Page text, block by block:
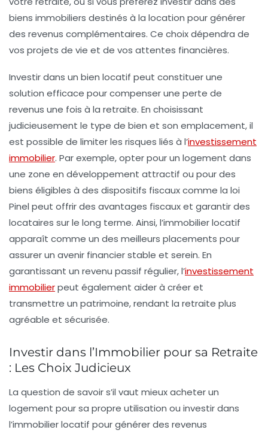
biens immobiliers destinés à la location pour générer
des revenus complémentaires. Ce choix dépendra de
vos projets de vie et de vos attentes financières.
Investir dans un bien locatif peut constituer une
solution efficace pour compenser une perte de
revenus une fois à la retraite. En choisissant
judicieusement le type de bien et son emplacement, il
est possible de limiter les risques liés à l’investissement
immobilier. Par exemple, opter pour un logement dans
une zone en développement attractif ou pour des
biens éligibles à des dispositifs fiscaux comme la loi
Pinel peut offrir des avantages fiscaux et garantir des
locataires sur le long terme. Ainsi, l’immobilier locatif
apparaît comme un des meilleurs placements pour
assurer un avenir financier stable et serein. En
garantissant un revenu passif régulier, l’investissement
immobilierpeut également aider à créer et
transmettre un patrimoine, rendant la retraite plus
agréable et sécurisée.
Investir dans l’Immobilier pour sa Retraite
: Les Choix Judicieux
La question de savoir s’il vaut mieuxacheter un
logement pour sa propre utilisation ou investir dans
l’immobilier locatif pour générer des revenus